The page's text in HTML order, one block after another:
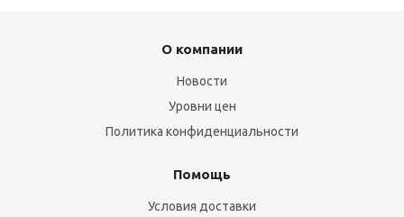
О компании
Новости
Уровни цен
Политика конфиденциальности
Помощь
Условия доставки